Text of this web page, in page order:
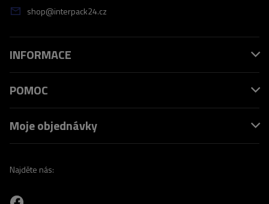
shop@interpack24.cz
INFORMACE
POMOC
Moje objednávky
Najděte nás: